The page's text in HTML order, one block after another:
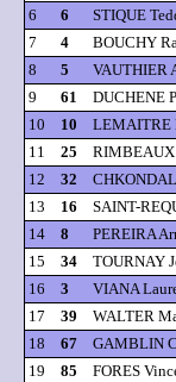
6
6 STIQUE
7
4 BOUCHY
8
5 VAUTHIER
9
61 DUCHENE
10
10 LEMAITRE
11
25 RIMBEAUX
12
32
13
16 SAINT-
14
8 PEREIRA
15
34 TOURNAY
16
3 VIANA
17
39 WALTER
18
67 GAMBLIN
19
85 FORES